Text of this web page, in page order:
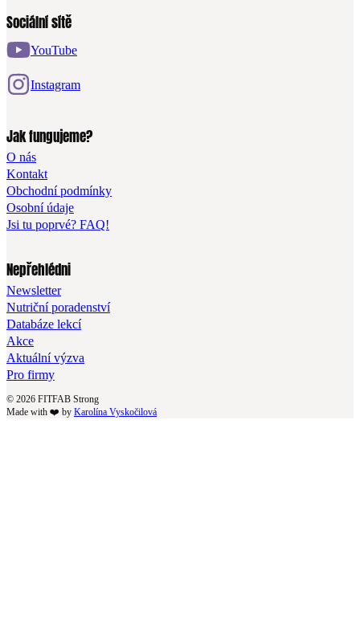
Sociální sítě
YouTube
Instagram
Jak fungujeme?
O nás
Kontakt
Obchodní podmínky
Osobní údaje
Jsi tu poprvé? FAQ!
Nepřehlédni
Newsletter
Nutriční poradenství
Databáze lekcí
Akce
Aktuální výzva
Pro firmy
© 2026 FITFAB Strong
Made with ❤️ by Karolína Vyskočilová